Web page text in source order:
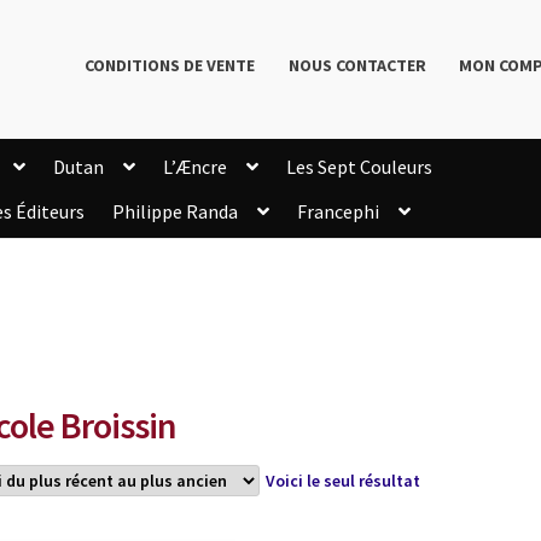
CONDITIONS DE VENTE NOUS CONTACTER MON
Dutan L’Æncre
Les Sept Couleurs
Éditeurs Philippe Randa
Francephi
Broissin
Voici le seul résultat